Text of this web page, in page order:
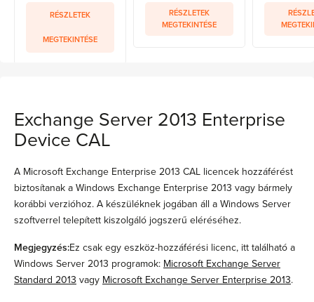
RÉSZLETEK
MEGTEKINTÉSE
RÉSZLETEK
MEGTEKINTÉSE
Exchange Server 2013 Enterprise
Device CAL
A Microsoft Exchange Enterprise 2013 CAL licencek hozzáférést
biztosítanak a Windows Exchange Enterprise 2013 vagy bármely
korábbi verzióhoz. A készüléknek jogában áll a Windows Server
szoftverrel telepített kiszolgáló jogszerű eléréséhez.
Megjegyzés:Ez csak egy eszköz-hozzáférési licenc, itt található a
Windows Server 2013 programok: Microsoft Exchange Server
Standard 2013 vagy Microsoft Exchange Server Enterprise 2013.